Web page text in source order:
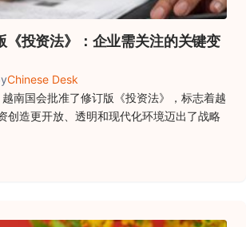
《投资法》：企业需关注的关键变
Chinese Desk
南国会批准了修订版《投资法》，标志着越
创造更开放、透明和现代化环境迈出了战略